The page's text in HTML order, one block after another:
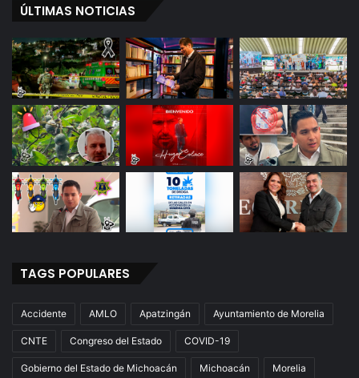
ÚLTIMAS NOTICIAS
TAGS POPULARES
Accidente AMLO Apatzingán Ayuntamiento de Morelia
CNTE Congreso del Estado COVID-19
Gobierno del Estado de Michoacán Michoacán Morelia